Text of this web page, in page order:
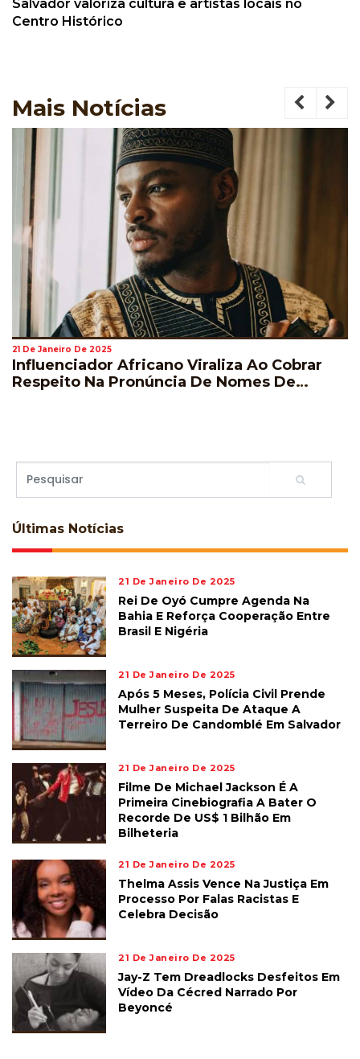
Salvador valoriza cultura e artistas locais no
Centro Histórico
Mais Notícias
21 De Janeiro De 2025
Influenciador Africano Viraliza Ao Cobrar
Respeito Na Pronúncia De Nomes De
Últimas Notícias
21 De Janeiro De 2025
Rei De Oyó Cumpre Agenda Na
Bahia E Reforça Cooperação Entre
Brasil E Nigéria
21 De Janeiro De 2025
Após 5 Meses, Polícia Civil Prende
Mulher Suspeita De Ataque A
Terreiro De Candomblé Em Salvador
21 De Janeiro De 2025
Filme De Michael Jackson É A
Primeira Cinebiografia A Bater O
Recorde De US$ 1 Bilhão Em
Bilheteria
21 De Janeiro De 2025
Thelma Assis Vence Na Justiça Em
Processo Por Falas Racistas E
Celebra Decisão
21 De Janeiro De 2025
Jay-Z Tem Dreadlocks Desfeitos Em
Vídeo Da Cécred Narrado Por
Beyoncé